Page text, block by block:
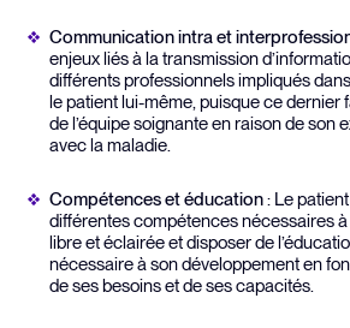
Communication intra et
enjeux liés à la transmission
différents professionnels impliqués
le patient lui-même, puisque ce dernier
de l’équipe soignante en raison de son
avec la maladie.
Compétences et éducation: Le
différentes compétences nécessaires
libre et éclairée et disposer de
nécessaire à son développement en
de ses besoins et de ses capacités.